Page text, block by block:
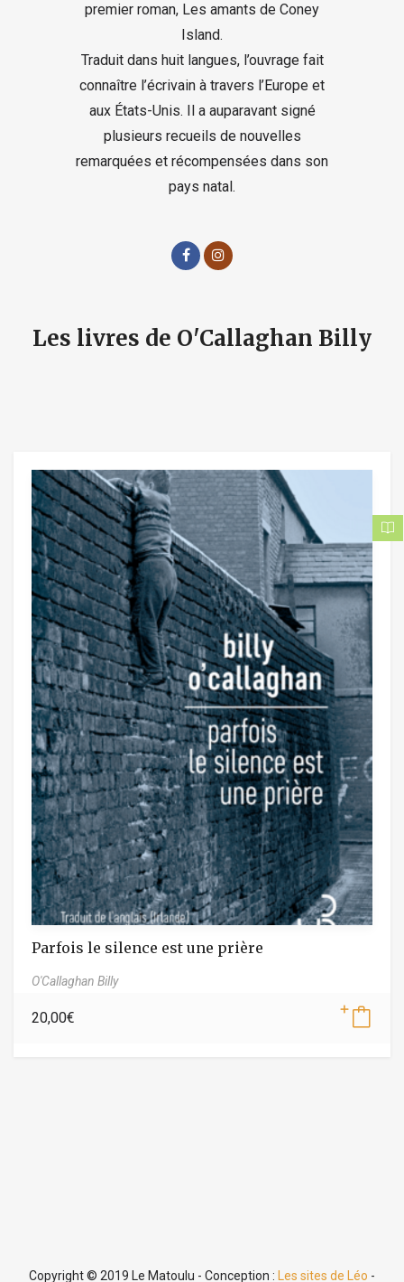
premier roman, Les amants de Coney
Island.
Traduit dans huit langues, l’ouvrage fait
connaître l’écrivain à travers l’Europe et
aux États-Unis. Il a auparavant signé
plusieurs recueils de nouvelles
remarquées et récompensées dans son
pays natal.
Les livres de O'Callaghan Billy
Parfois le silence est une prière
O'Callaghan Billy
20,00€
Copyright © 2019 Le Matoulu - Conception : Les sites de Léo -